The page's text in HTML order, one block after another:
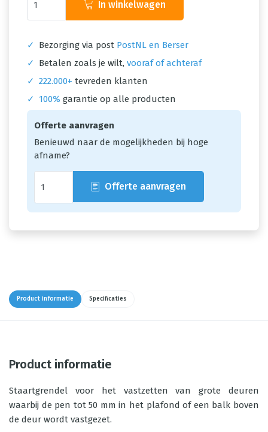
In winkelwagen
✓ Bezorging via post PostNL en Berser
✓
Betalen zoals je wilt, vooraf of achteraf
✓ 222.000+ tevreden klanten
✓
100% garantie op alle producten
Offerte aanvragen
Benieuwd naar de mogelijkheden bij hoge
afname?
Offerte aanvragen
Product informatie Specificaties
Product informatie
Staartgrendel voor het vastzetten van grote deuren
waarbij de pen tot 50 mm in het plafond of een balk boven
de deur wordt vastgezet.